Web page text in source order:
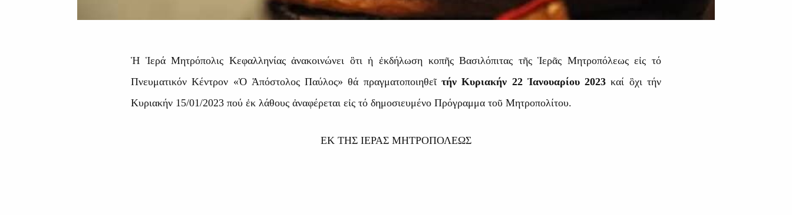
Ἡ Ἱερά Μητρόπολις Κεφαλληνίας ἀνακοινώνει ὃτι ἡ ἐκδήλωση κοπῆς Βασιλόπιτας τῆς Ἱερᾶς Μητροπόλεως εἰς τό
Πνευματικόν Κέντρον «Ὁ Ἀπόστολος Παύλος» θά πραγματοποιηθεῖ τήν Κυριακήν 22 Ἰανουαρίου 2023καί ὃχι τήν
Κυριακήν 15/01/2023 πού ἐκ λάθους ἀναφέρεται εἰς τό δημοσιευμένο Πρόγραμμα τοῦ Μητροπολίτου.
ΕΚ ΤΗΣ ΙΕΡΑΣ ΜΗΤΡΟΠΟΛΕΩΣ